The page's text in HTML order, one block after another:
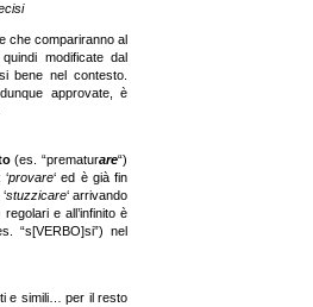
che compariranno al
modificate dal
bene nel contesto.
approvate, è
(es. “prematurare“)
provare‘ ed è già fin
‘stuzzicare‘ arrivando
e all’infinito è
“s[VERBO]si”) nel
e simili… per il resto